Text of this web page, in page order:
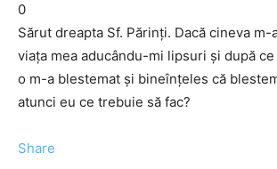
0
Sărut dreapta Sf. Părinți. Dacă cineva
viața mea aducându-mi lipsuri și după
o m-a blestemat și bineînțeles că
atunci eu ce trebuie să fac?
Share